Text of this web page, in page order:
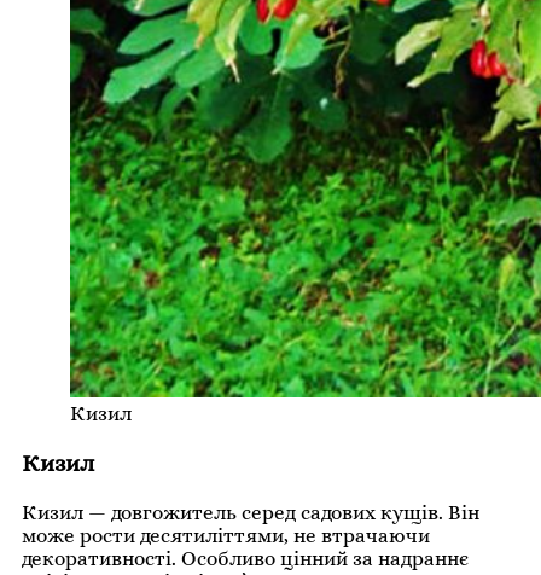
Кизил
Кизил
Кизил — довгожитель серед садових кущів. Він
може рости десятиліттями, не втрачаючи
декоративності. Особливо цінний за надраннє